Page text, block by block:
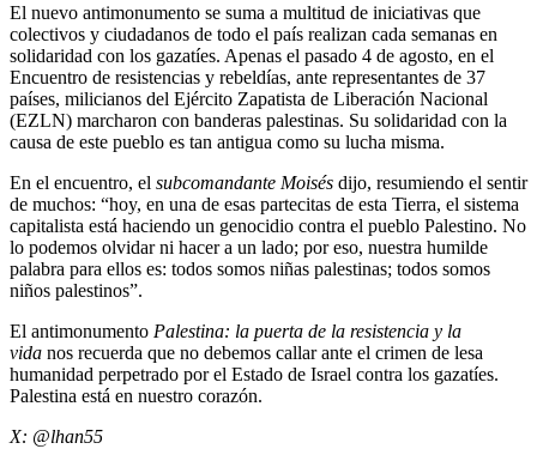
El nuevo antimonumento se suma a multitud de iniciativas que
colectivos y ciudadanos de todo el país realizan cada semanas en
solidaridad con los gazatíes. Apenas el pasado 4 de agosto, en el
Encuentro de resistencias y rebeldías, ante representantes de 37
países, milicianos del Ejército Zapatista de Liberación Nacional
(EZLN) marcharon con banderas palestinas. Su solidaridad con la
causa de este pueblo es tan antigua como su lucha misma.
En el encuentro, el subcomandante Moisés dijo, resumiendo el sentir
de muchos: “hoy, en una de esas partecitas de esta Tierra, el sistema
capitalista está haciendo un genocidio contra el pueblo Palestino. No
lo podemos olvidar ni hacer a un lado; por eso, nuestra humilde
palabra para ellos es: todos somos niñas palestinas; todos somos
niños palestinos”.
El antimonumento Palestina: la puerta de la resistencia y la
vida nos recuerda que no debemos callar ante el crimen de lesa
humanidad perpetrado por el Estado de Israel contra los gazatíes.
Palestina está en nuestro corazón.
X: @lhan55